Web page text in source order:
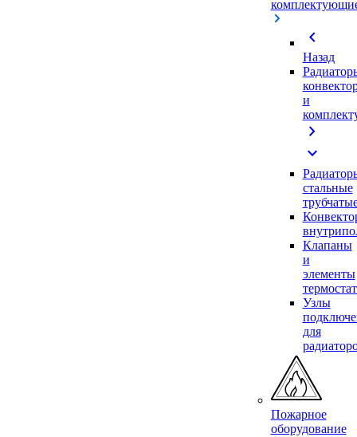
chevron_left
Назад
и
chevron_right
expand_more
стальные
Клапаны
и
элементы
Узлы
для
Пожарное
оборудование